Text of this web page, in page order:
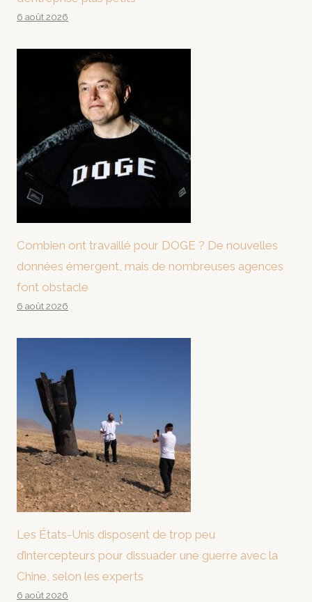
6 août 2026
Combien ont travaillé pour DOGE ? De nouvelles
données émergent, mais de nombreuses agences
font obstacle
6 août 2026
Les États-Unis disposent de trop peu
d’intercepteurs pour dissuader une guerre avec la
Chine, selon les experts
6 août 2026